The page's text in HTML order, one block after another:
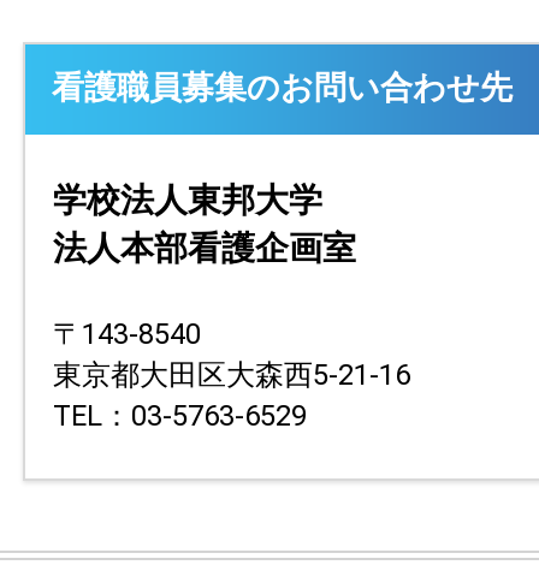
看護職員募集のお問い合わせ先
学校法人東邦大学
法人本部看護企画室
〒143-8540
東京都大田区大森西5-21-16
TEL：03-5763-6529